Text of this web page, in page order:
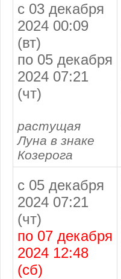
с 03 декабря
2024 00:09
(вт)
по 05 декабря
2024 07:21
(чт)
растущая
Луна в знаке
Козерога
с 05 декабря
2024 07:21
(чт)
по 07 декабря
2024 12:48
(сб)